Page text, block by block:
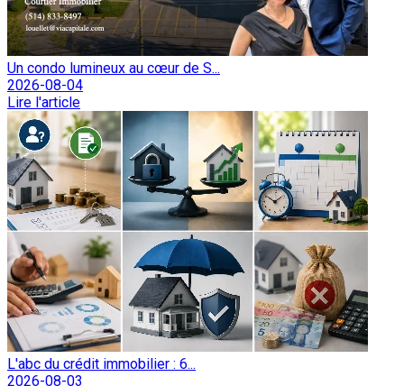
Un condo lumineux au cœur de S...
2026-08-04
Lire l'article
L'abc du crédit immobilier : 6...
2026-08-03